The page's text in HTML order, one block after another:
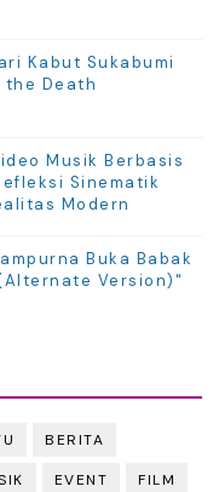
Kabut Sukabumi
the Death
Musik Berbasis
Sinematik
Modern
Buka Babak
Version)"
BERITA
EVENT FILM